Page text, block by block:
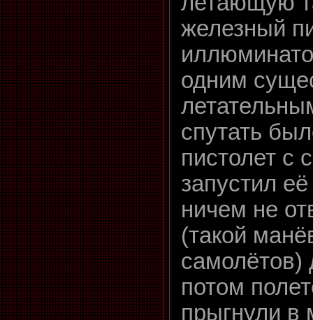
железный
одним
спутать
пистолет с
запустил
ничем не
(такой
самолётов)
потом
прыгнули в